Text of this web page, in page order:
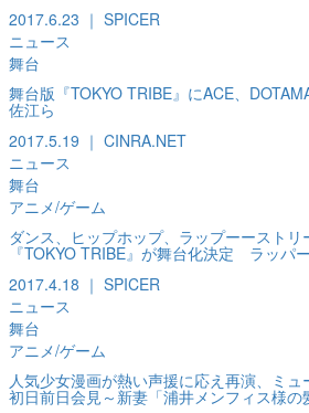
2017.6.23 ｜ SPICER
ニュース
舞台
舞台版『TOKYO TRIBE』にACE、
佐江ら
2017.5.19 ｜ CINRA.NET
ニュース
舞台
アニメ/ゲーム
ダンス、ヒップホップ、ラップーースト
『TOKYO TRIBE』が舞台化決定 ラッパ
2017.4.18 ｜ SPICER
ニュース
舞台
アニメ/ゲーム
人気少女漫画が熱い声援に応え再演、ミュ
初日前日会見～新妻「浦井メンフィス様の